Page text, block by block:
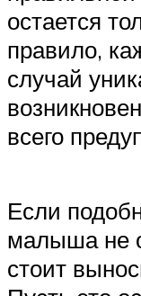
остается
правило,
случай
всего
Если
малыша не
стоит